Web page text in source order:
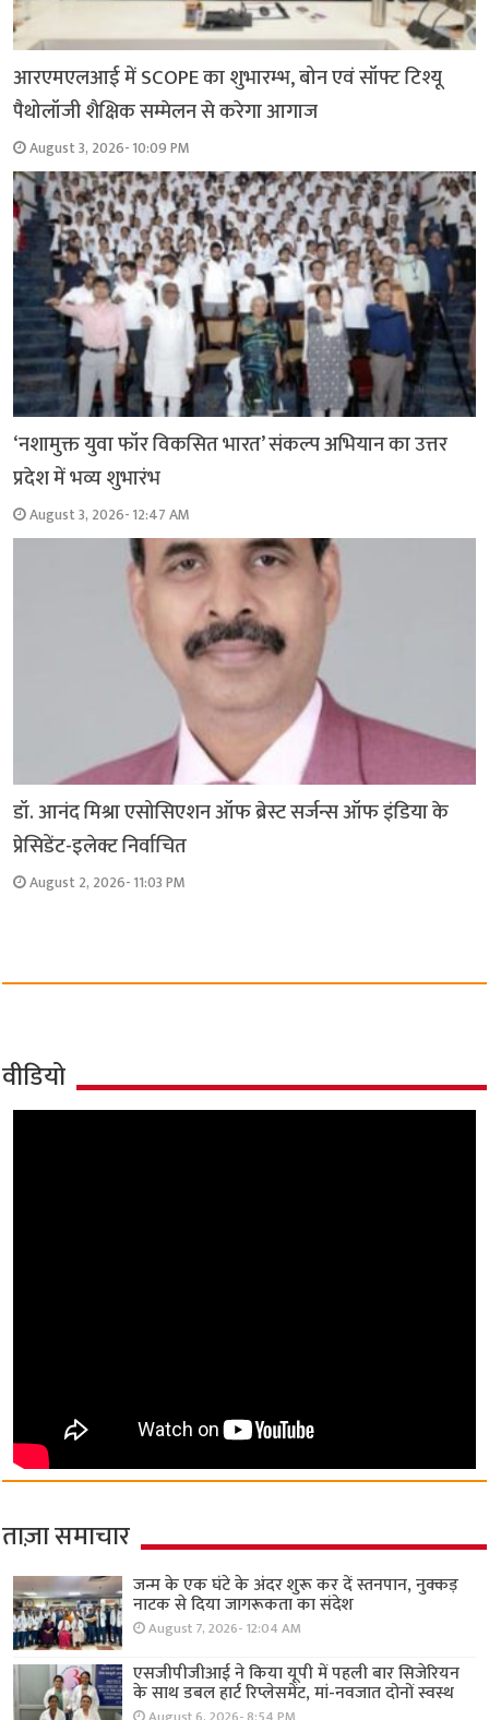
आरएमएलआई में SCOPE का शुभारम्भ, बोन एवं सॉफ्ट टिश्यू
पैथोलॉजी शैक्षिक सम्मेलन से करेगा आगाज
August 3, 2026- 10:09 PM
‘नशामुक्त युवा फॉर विकसित भारत’ संकल्प अभियान का उत्तर
प्रदेश में भव्य शुभारंभ
August 3, 2026- 12:47 AM
डॉ. आनंद मिश्रा एसोसिएशन ऑफ ब्रेस्ट सर्जन्स ऑफ इंडिया के
प्रेसिडेंट-इलेक्ट निर्वाचित
August 2, 2026- 11:03 PM
वीडियो
ताज़ा समाचार
जन्म के एक घंटे के अंदर शुरू कर दें स्तनपान, नुक्कड़
नाटक से दिया जागरूकता का संदेश
August 7, 2026- 12:04 AM
एसजीपीजीआई ने किया यूपी में पहली बार सिजेरियन
के साथ डबल हार्ट रिप्लेसमेंट, मां-नवजात दोनों स्वस्थ